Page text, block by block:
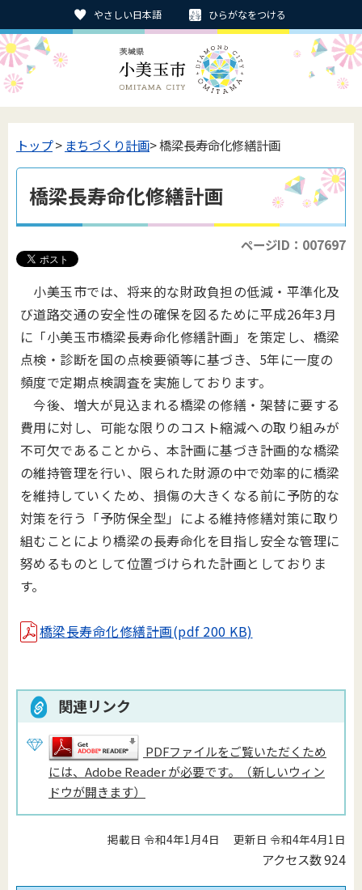
やさしい日本語 ひらがなをつける
トップ> まちづくり計画> 橋梁長寿命化修繕計画
橋梁長寿命化修繕計画
ページID：007697
小美玉市では、将来的な財政負担の低減・平準化及
び道路交通の安全性の確保を図るために平成26年3月
に「小美玉市橋梁長寿命化修繕計画」を策定し、橋梁
点検・診断を国の点検要領等に基づき、5年に一度の
頻度で定期点検調査を実施しております。
今後、増大が見込まれる橋梁の修繕・架替に要する
費用に対し、可能な限りのコスト縮減への取り組みが
不可欠であることから、本計画に基づき計画的な橋梁
の維持管理を行い、限られた財源の中で効率的に橋梁
を維持していくため、損傷の大きくなる前に予防的な
対策を行う「予防保全型」による維持修繕対策に取り
組むことにより橋梁の長寿命化を目指し安全な管理に
努めるものとして位置づけられた計画としておりま
す。
橋梁長寿命化修繕計画(pdf 200 KB)
関連リンク
PDFファイルをご覧いただくため
には、Adobe Reader が必要です。（新しいウィン
ドウが開きます）
掲載日 令和4年1月4日 更新日 令和4年4月1日
アクセス数924